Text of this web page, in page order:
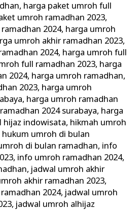
, harga paket umroh full
umroh ramadhan 2023,
2024, harga umroh
umroh akhir ramadhan 2023,
2024, harga umroh full
full ramadhan 2023, harga
2024, harga umroh ramadhan,
2023, harga umroh
, harga umroh ramadhan
2024 surabaya, harga
hijaz indowisata, hikmah umroh
hukum umroh di bulan
di bulan ramadhan, info
, info umroh ramadhan 2024,
, jadwal umroh akhir
akhir ramadhan 2023,
2024, jadwal umroh
, jadwal umroh alhijaz